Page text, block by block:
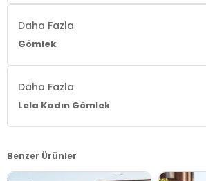
Daha Fazla
Gömlek
Daha Fazla
Lela Kadın Gömlek
Benzer Ürünler